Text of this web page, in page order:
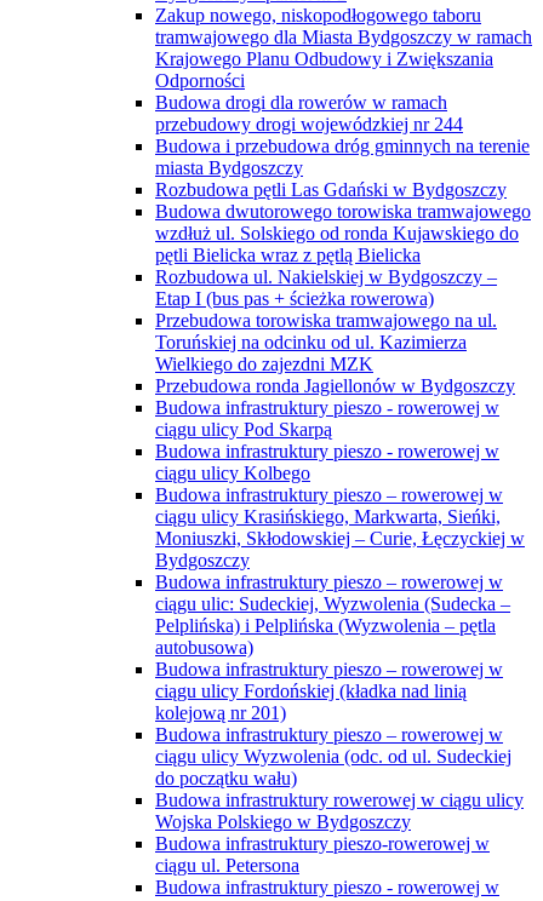
Zakup nowego, niskopodłogowego taboru
tramwajowego dla Miasta Bydgoszczy w ramach
Krajowego Planu Odbudowy i Zwiększania
Odporności
Budowa drogi dla rowerów w ramach
przebudowy drogi wojewódzkiej nr 244
Budowa i przebudowa dróg gminnych na terenie
miasta Bydgoszczy
Rozbudowa pętli Las Gdański w Bydgoszczy
Budowa dwutorowego torowiska tramwajowego
wzdłuż ul. Solskiego od ronda Kujawskiego do
pętli Bielicka wraz z pętlą Bielicka
Rozbudowa ul. Nakielskiej w Bydgoszczy –
Etap I (bus pas + ścieżka rowerowa)
Przebudowa torowiska tramwajowego na ul.
Toruńskiej na odcinku od ul. Kazimierza
Wielkiego do zajezdni MZK
Przebudowa ronda Jagiellonów w Bydgoszczy
Budowa infrastruktury pieszo - rowerowej w
ciągu ulicy Pod Skarpą
Budowa infrastruktury pieszo - rowerowej w
ciągu ulicy Kolbego
Budowa infrastruktury pieszo – rowerowej w
ciągu ulicy Krasińskiego, Markwarta, Sieńki,
Moniuszki, Skłodowskiej – Curie, Łęczyckiej w
Bydgoszczy
Budowa infrastruktury pieszo – rowerowej w
ciągu ulic: Sudeckiej, Wyzwolenia (Sudecka –
Pelplińska) i Pelplińska (Wyzwolenia – pętla
autobusowa)
Budowa infrastruktury pieszo – rowerowej w
ciągu ulicy Fordońskiej (kładka nad linią
kolejową nr 201)
Budowa infrastruktury pieszo – rowerowej w
ciągu ulicy Wyzwolenia (odc. od ul. Sudeckiej
do początku wału)
Budowa infrastruktury rowerowej w ciągu ulicy
Wojska Polskiego w Bydgoszczy
Budowa infrastruktury pieszo-rowerowej w
ciągu ul. Petersona
Budowa infrastruktury pieszo - rowerowej w